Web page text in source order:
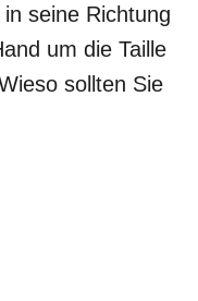
seine Richtung
um die Taille
sollten Sie